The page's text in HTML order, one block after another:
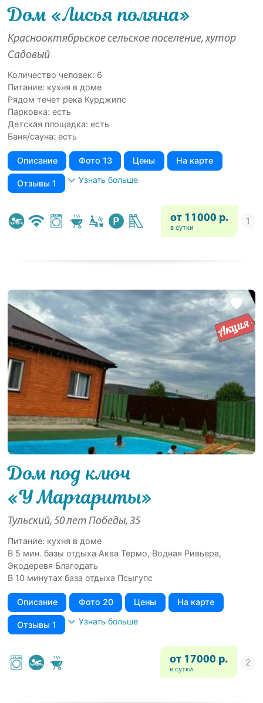
Дом «Лисья поляна»
Краснооктябрьское сельское поселение, хутор
Садовый
Количество человек: 6
Питание: кухня в доме
Рядом течет река Курджипс
Парковка: есть
Детская площадка: есть
Баня/сауна: есть
Описание Фото 13 Цены На карте
Отзывы 1 Узнать больше
от 11000 р.
в сутки
Дом под ключ
«У Маргариты»
Тульский, 50 лет Победы, 35
Питание: кухня в доме
В 5 мин. базы отдыха Аква Термо, Водная Ривьера,
Экодеревя Благодать
В 10 минутах база отдыха Псыгупс
Описание Фото 20 Цены На карте
Отзывы 1 Узнать больше
от 17000 р.
в сутки